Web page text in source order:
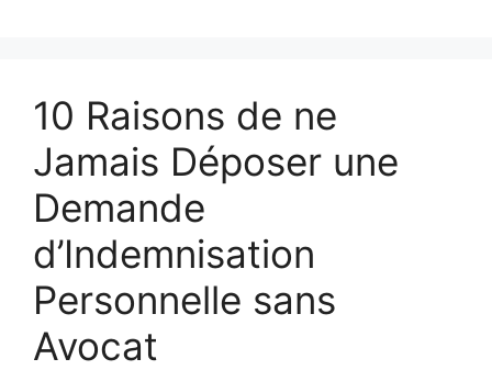
10 Raisons de ne
Jamais Déposer une
Demande
d’Indemnisation
Personnelle sans
Avocat